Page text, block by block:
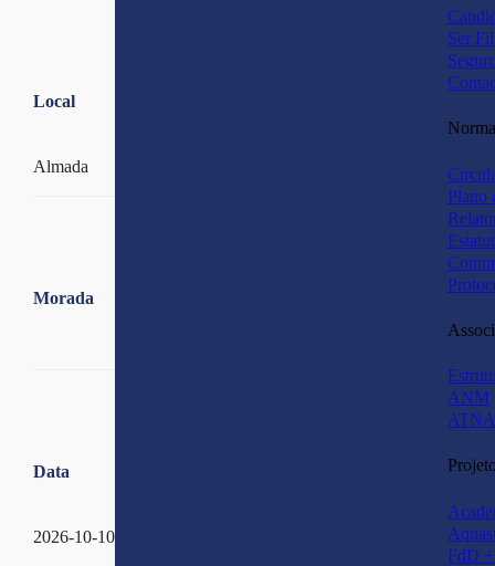
Ser
Plano
ANM
FdD
Local
Almada
Morada
Data
2026-10-10 - 2026-10-11